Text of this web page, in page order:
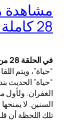
مشاهدة
28 كاملة بدقة HD
في الحلقة 28 من مسلسل “آسر”
“حياة”، ويتم
“حياة” الحديث
الغفران. ولأول
السنين. لا
تلك اللحظة أن